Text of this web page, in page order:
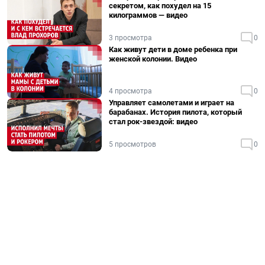
секретом, как похудел на 15
килограммов — видео
3 просмотра 0
Как живут дети в доме ребенка при
женской колонии. Видео
4 просмотра 0
Управляет самолетами и играет на
барабанах. История пилота, который
стал рок-звездой: видео
5 просмотров 0